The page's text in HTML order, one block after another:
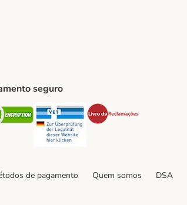
seguro
Security Security
de pagamento Quem somos DSA